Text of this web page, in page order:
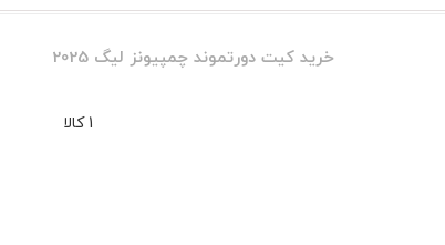
خرید کیت دورتموند چمپیونز لیگ 2025
1 کالا